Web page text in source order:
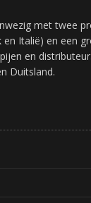
met twee
en Italië) en een
en
Duitsland.